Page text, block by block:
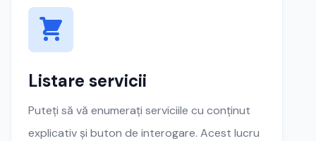
Listare servicii
Puteți să vă enumerați serviciile cu conținut
explicativ și buton de interogare. Acest lucru